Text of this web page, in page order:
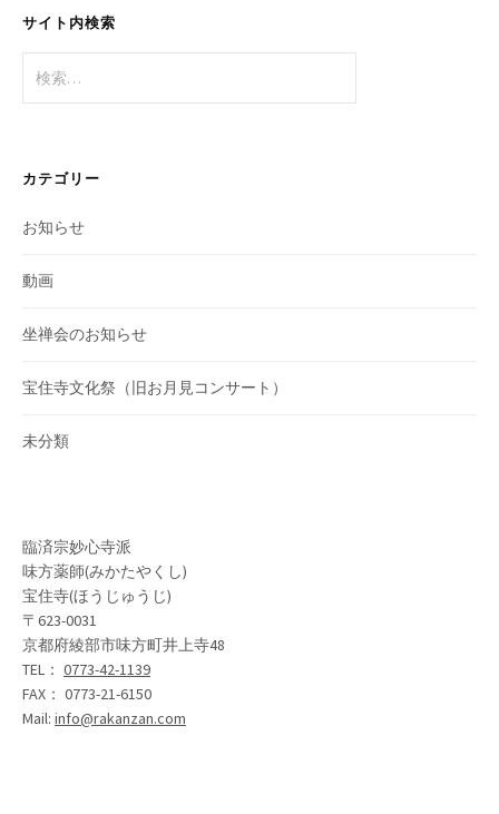
サイト内検索
索:
カテゴリー
お知らせ
動画
坐禅会のお知らせ
宝住寺文化祭（旧お月見コンサート）
未分類
臨済宗妙心寺派
味方薬師(みかたやくし)
宝住寺(ほうじゅうじ)
〒623-0031
京都府綾部市味方町井上寺48
TEL： 0773-42-1139
FAX： 0773-21-6150
Mail: info@rakanzan.com